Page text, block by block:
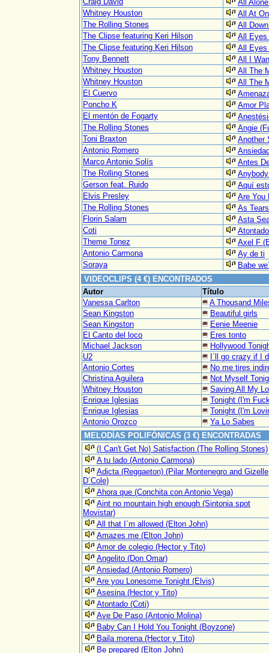
All
Whitney Houston
All At
The Rolling Stones
All
The Clipse featuring Keri Hilson
All Eyes
The Clipse featuring Keri Hilson
All Eyes
Tony Bennett
All I
Whitney Houston
All The
Whitney Houston
All The
El Cuervo
Poncho K
Amor
El mentón de Fogarty
The Rolling Stones
Angie
Toni Braxton
Another
Antonio Romero
Marco Antonio Solís
Antes
The Rolling Stones
Gerson feat. Ruido
Aquí
Elvis Presley
Are You
The Rolling Stones
As
Florin Salam
Asta
Coti
Atontado
Theme Tonez
Axel F
Antonio Carmona
Ay de ti
Soraya
Babe
VIDEOCLIPS (4 €) ENCONTRADOS
Autor
Título
Vanessa Carlton
A Thousand
Sean Kingston
Beautiful girls
Sean Kingston
Eenie Meenie
El Canto del loco
Eres tonto
Michael Jackson
Hollywood
U2
I´ll go crazy if I
Antonio Cortes
No me tires
Christina Aguilera
Not Myself
Whitney Houston
Saving All My
Enrique Iglesias
Tonight (I'm
Enrique Iglesias
Tonight (I'm
Antonio Orozco
Ya Lo Sabes
MELODÍAS POLIFÓNICAS (3 €) ENCONTRADAS
(I Can't Get No) Satisfaction (The Rolling Stones)
A tu lado (Antonio Carmona)
Adicta (Reggaeton) (Pilar Montenegro and Gizelle
D´Cole)
Ahora que (Conchita con Antonio Vega)
Aint no mountain high enough (Sintonia spot
Movistar)
All that I´m allowed (Elton John)
Amazes me (Elton John)
Amor de colegio (Hector y Tito)
Angelito (Don Omar)
Ansiedad (Antonio Romero)
Are you Lonesome Tonight (Elvis)
Asesina (Hector y Tito)
Atontado (Coti)
Ave De Paso (Antonio Molina)
Baby Can I Hold You Tonight (Boyzone)
Baila morena (Hector y Tito)
Be prepared (Elton John)